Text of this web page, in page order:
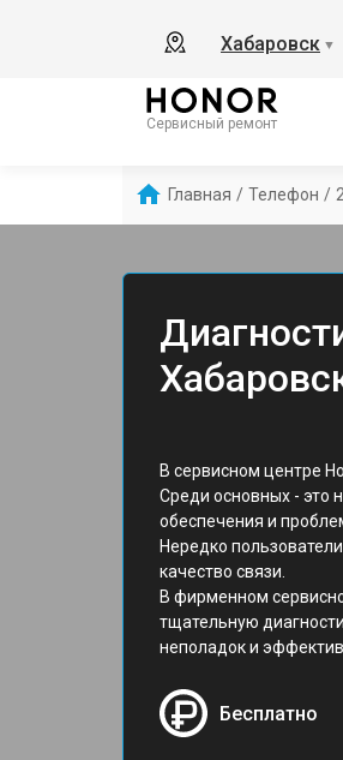
Хабаровск ▼
Сервисный ремонт
Главная / Телефон /
В сервисном центре
Среди основных - это
обеспечения и
Нередко
качество связи.
В фирменном
тщательную
неполадок и
Бесплатно